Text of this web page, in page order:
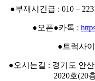
●부재시긴급 : 010 –
●오픈●카톡 :
●트럭사
●오시는길 : 경기도 안
2020호(20